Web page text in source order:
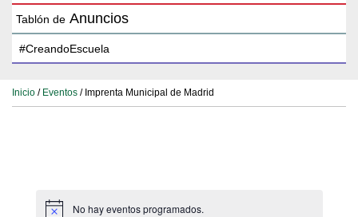
Tablón de Anuncios
Inicio / Eventos / Imprenta Municipal de Madrid
No hay eventos programados.